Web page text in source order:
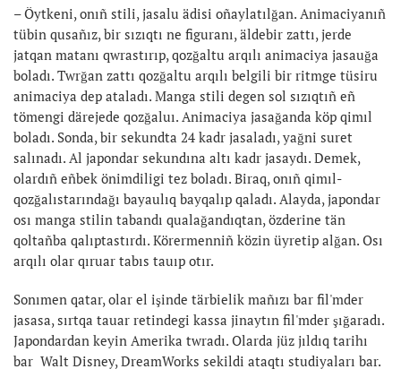
– Öytkeni, onıñ stili, jasalu ädisi oñaylatılğan. Animaciyanıñ
tübin qusañız, bir sızıqtı ne figuranı, äldebir zattı, jerde
jatqan matanı qwrastırıp, qozğaltu arqılı animaciya jasauğa
boladı. Twrğan zattı qozğaltu arqılı belgili bir ritmge tüsiru
animaciya dep ataladı. Manga stili degen sol sızıqtıñ eñ
tömengi därejede qozğaluı. Animaciya jasağanda köp qimıl
boladı. Sonda, bir sekundta 24 kadr jasaladı, yağni suret
salınadı. Al japondar sekundına altı kadr jasaydı. Demek,
olardıñ eñbek önimdiligi tez boladı. Biraq, onıñ qimıl-
qozğalıstarındağı bayaulıq bayqalıp qaladı. Alayda, japondar
osı manga stilin tabandı qualağandıqtan, özderine tän
qoltañba qalıptastırdı. Körermenniñ közin üyretip alğan. Osı
arqılı olar qıruar tabıs tauıp otır.
Sonımen qatar, olar el işinde tärbielik mañızı bar fil'mder
jasasa, sırtqa tauar retindegi kassa jinaytın fil'mder şığaradı.
Japondardan keyin Amerika twradı. Olarda jüz jıldıq tarihı
bar Walt Disney, DreamWorks sekildi ataqtı studiyaları bar.